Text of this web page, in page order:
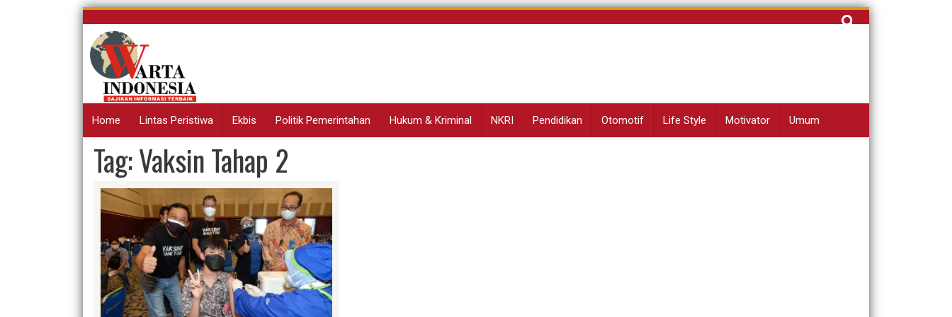
Skip
content
Cari
Home Lintas Peristiwa Ekbis Politik Pemerintahan Hukum & Kriminal NKRI Pendidikan Otomotif Life Style Motivator Umum
Tag:Vaksin Tahap 2